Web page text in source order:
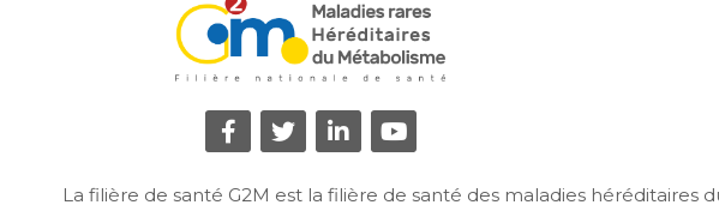
La filière de santé G2M est la filière de santé des maladies héréditaires